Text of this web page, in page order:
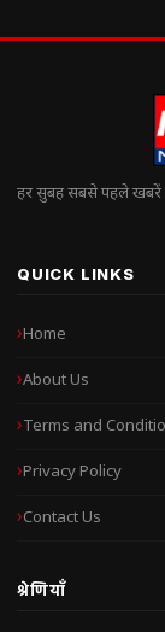
हर सुबह सबसे पहले खबरें।
QUICK LINKS
Home
About Us
Terms and
Privacy Policy
Contact Us
श्रेणियाँ